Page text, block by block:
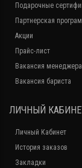
Подарочные
Партнерская
Акции
Прайс-лист
Вакансия менеджера
Вакансия бариста
ЛИЧНЫЙ
Личный Кабинет
История заказов
Закладки